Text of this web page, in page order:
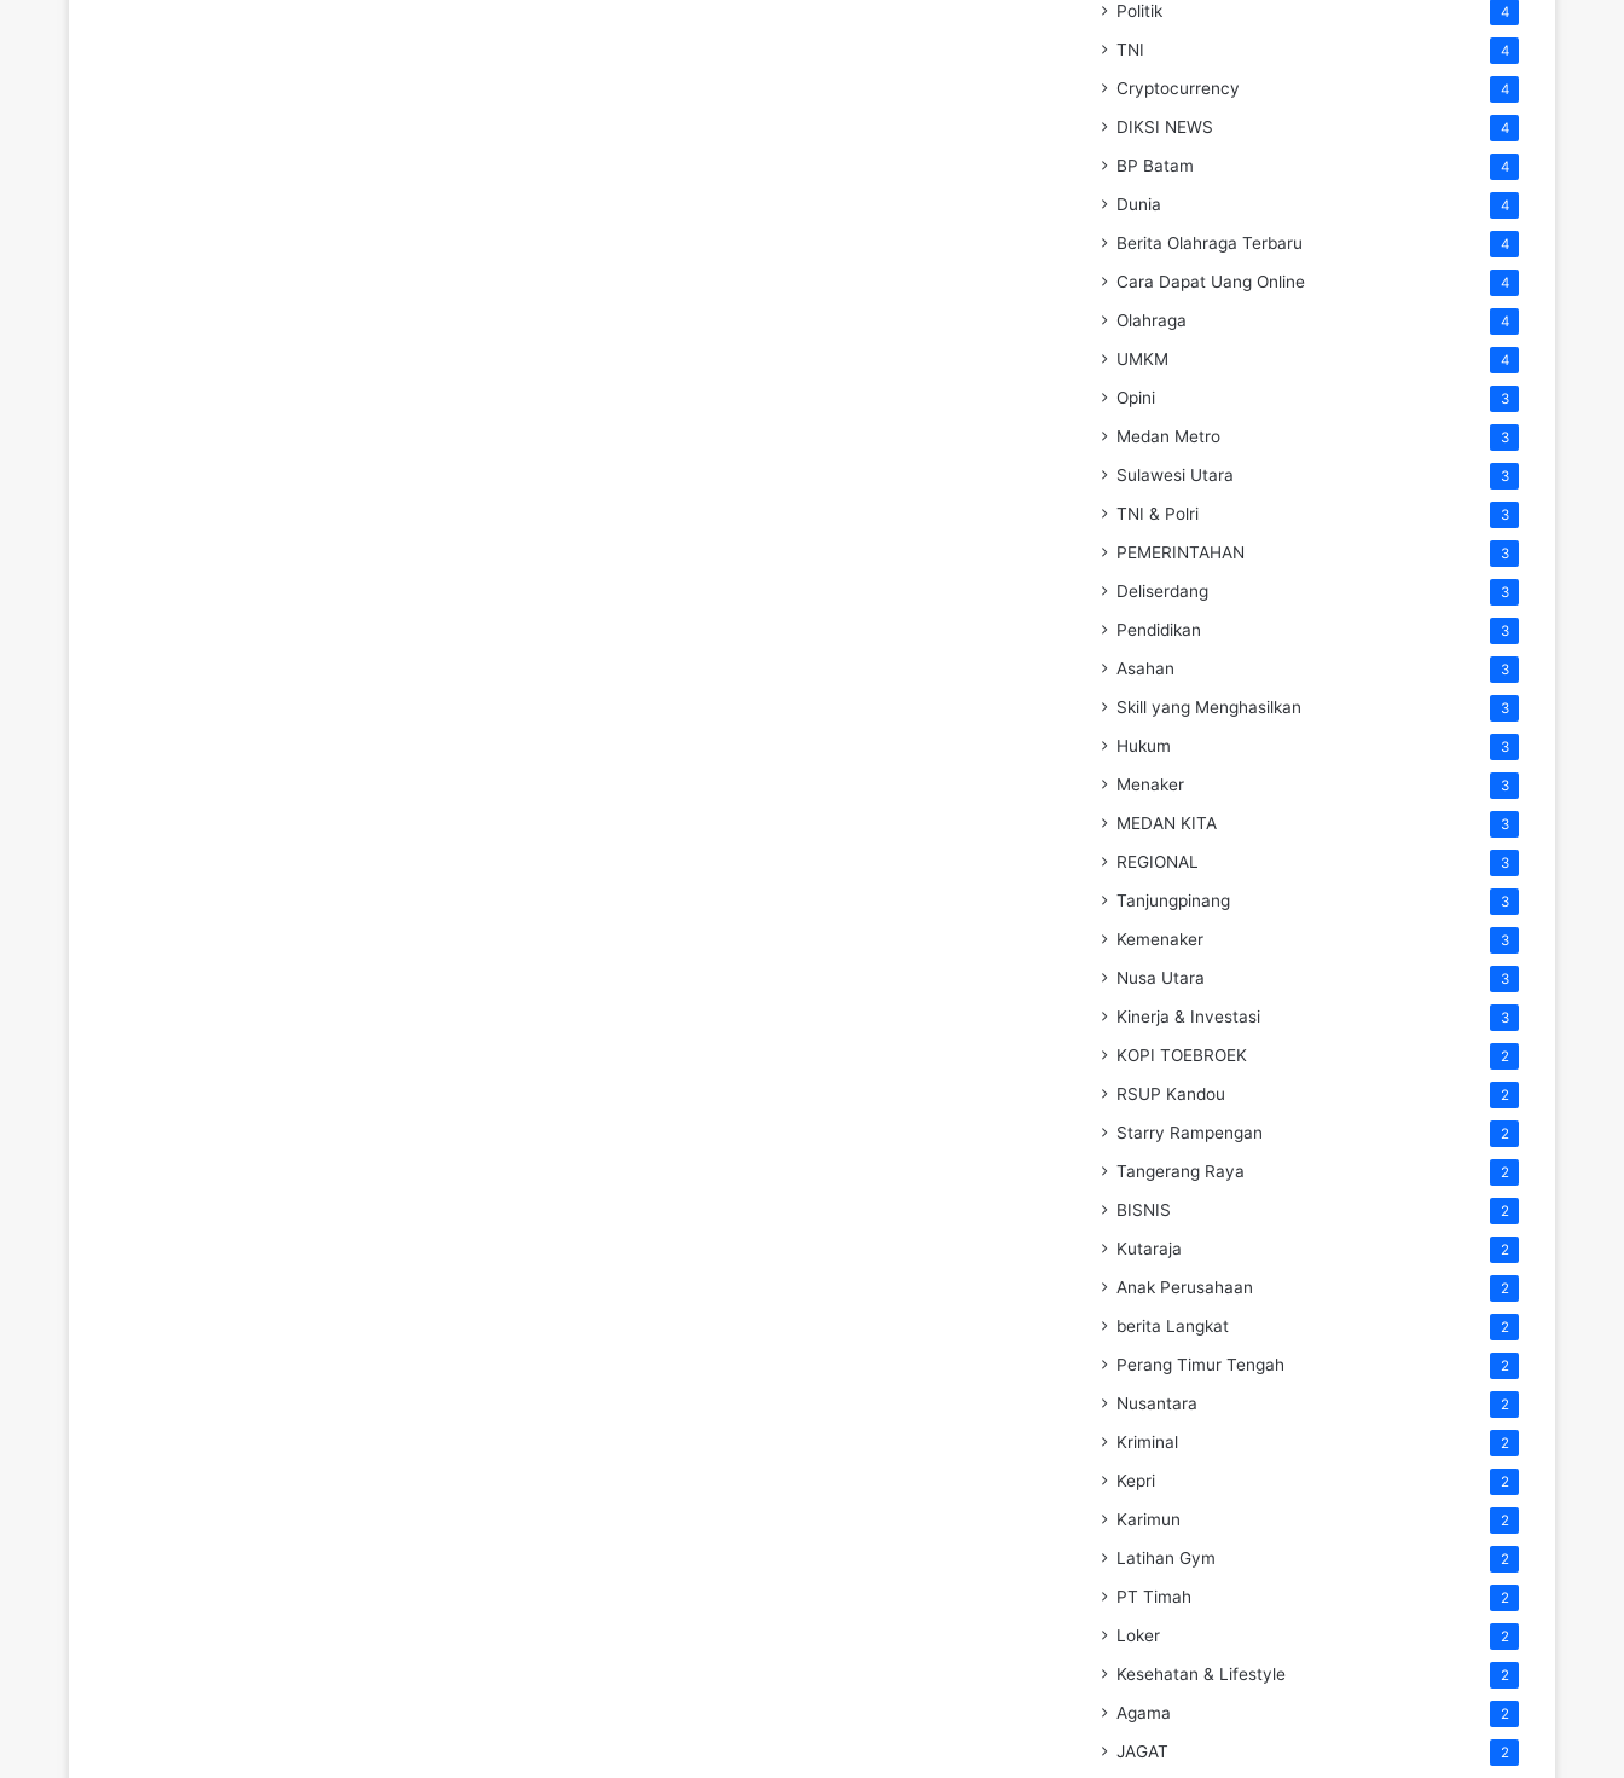
Politik 4
TNI 4
Cryptocurrency 4
DIKSI NEWS 4
BP Batam 4
Dunia 4
Berita Olahraga Terbaru 4
Cara Dapat Uang Online 4
Olahraga 4
UMKM 4
Opini 3
Medan Metro 3
Sulawesi Utara 3
TNI & Polri 3
PEMERINTAHAN 3
Deliserdang 3
Pendidikan 3
Asahan 3
Skill yang Menghasilkan 3
Hukum 3
Menaker 3
MEDAN KITA 3
REGIONAL 3
Tanjungpinang 3
Kemenaker 3
Nusa Utara 3
Kinerja & Investasi 3
KOPI TOEBROEK 2
RSUP Kandou 2
Starry Rampengan 2
Tangerang Raya 2
BISNIS 2
Kutaraja 2
Anak Perusahaan 2
berita Langkat 2
Perang Timur Tengah 2
Nusantara 2
Kriminal 2
Kepri 2
Karimun 2
Latihan Gym 2
PT Timah 2
Loker 2
Kesehatan & Lifestyle 2
Agama 2
JAGAT 2